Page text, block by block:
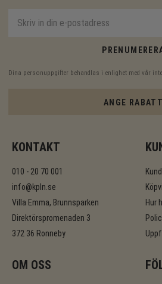
Dina personuppgifter behandlas i enlighet med vår
ANGE RABATT
KONTAKT
010 - 20 70 001
info@kpln.se
Villa Emma, Brunnsparken
Direktörspromenaden 3
372 36 Ronneby
Hur
OM OSS